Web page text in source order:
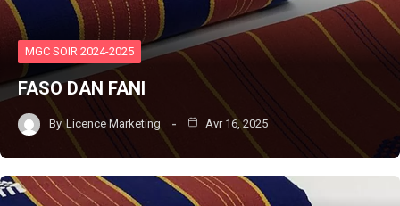
MGC SOIR 2024-2025
FASO DAN FANI
By Licence Marketing Avr 16, 2025